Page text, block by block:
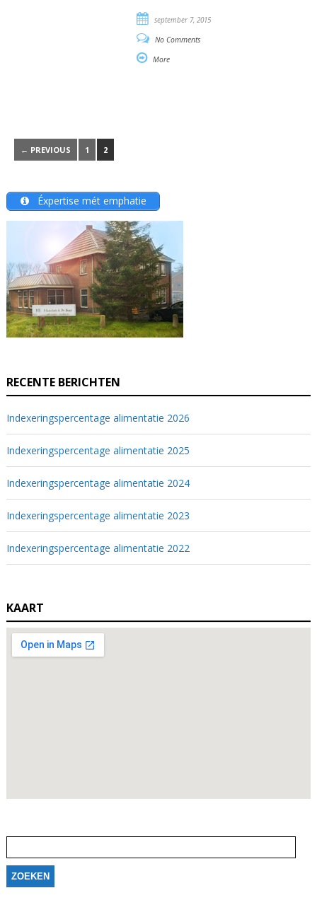
september 7, 2015
No Comments
More
← PREVIOUS 1 2
Éxpertise mét emphatie
RECENTE BERICHTEN
Indexeringspercentage alimentatie 2026
Indexeringspercentage alimentatie 2025
Indexeringspercentage alimentatie 2024
Indexeringspercentage alimentatie 2023
Indexeringspercentage alimentatie 2022
KAART
naar: